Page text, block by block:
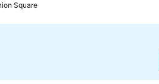
Square